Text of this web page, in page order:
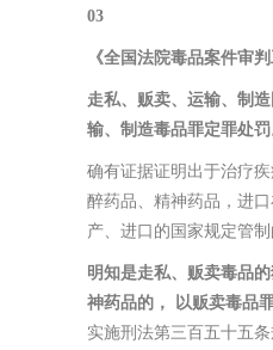
03
《全国法院毒品案件审
走私、贩卖、运输、制
输、制造毒品罪定罪处罚
确有证据证明出于治疗
醉药品、精神药品，进
产、进口的国家规定管
明知是走私、贩卖毒品
神药品的， 以贩卖毒品
实施刑法第三百五十五